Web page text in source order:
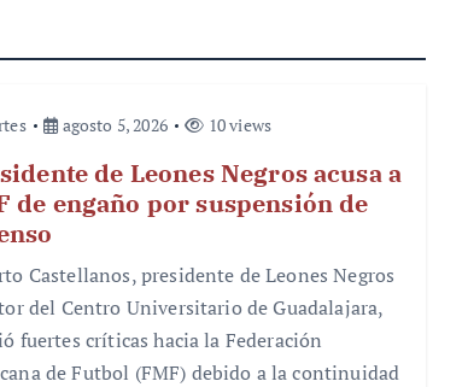
agosto 5, 2026 10 views
de Leones Negros acusa a
de engaño por suspensión de
Castellanos, presidente de Leones Negros
del Centro Universitario de Guadalajara,
fuertes críticas hacia la Federación
de Futbol (FMF) debido a la continuidad